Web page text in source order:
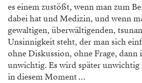
es einem zustößt, wenn man zum
dabei hat und Medizin, und wenn
gewaltigen, überwältigenden,
Unsinnigkeit steht, der man sich
ohne Diskussion, ohne Frage, dann
unwichtig. Es wird später ­unwichtig
in diesem Moment …